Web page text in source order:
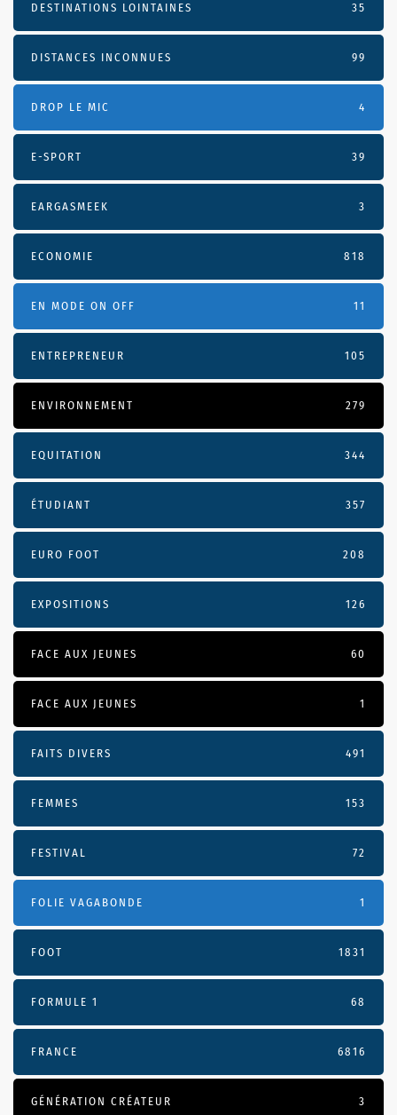
DESTINATIONS LOINTAINES 35
DISTANCES INCONNUES 99
DROP LE MIC 4
E-SPORT 39
EARGASMEEK 3
ECONOMIE 818
EN MODE ON OFF 11
ENTREPRENEUR 105
ENVIRONNEMENT 279
EQUITATION 344
ÉTUDIANT 357
EURO FOOT 208
EXPOSITIONS 126
FACE AUX JEUNES 60
FACE AUX JEUNES 1
FAITS DIVERS 491
FEMMES 153
FESTIVAL 72
FOLIE VAGABONDE 1
FOOT 1831
FORMULE 1 68
FRANCE 6816
GÉNÉRATION CRÉATEUR 3